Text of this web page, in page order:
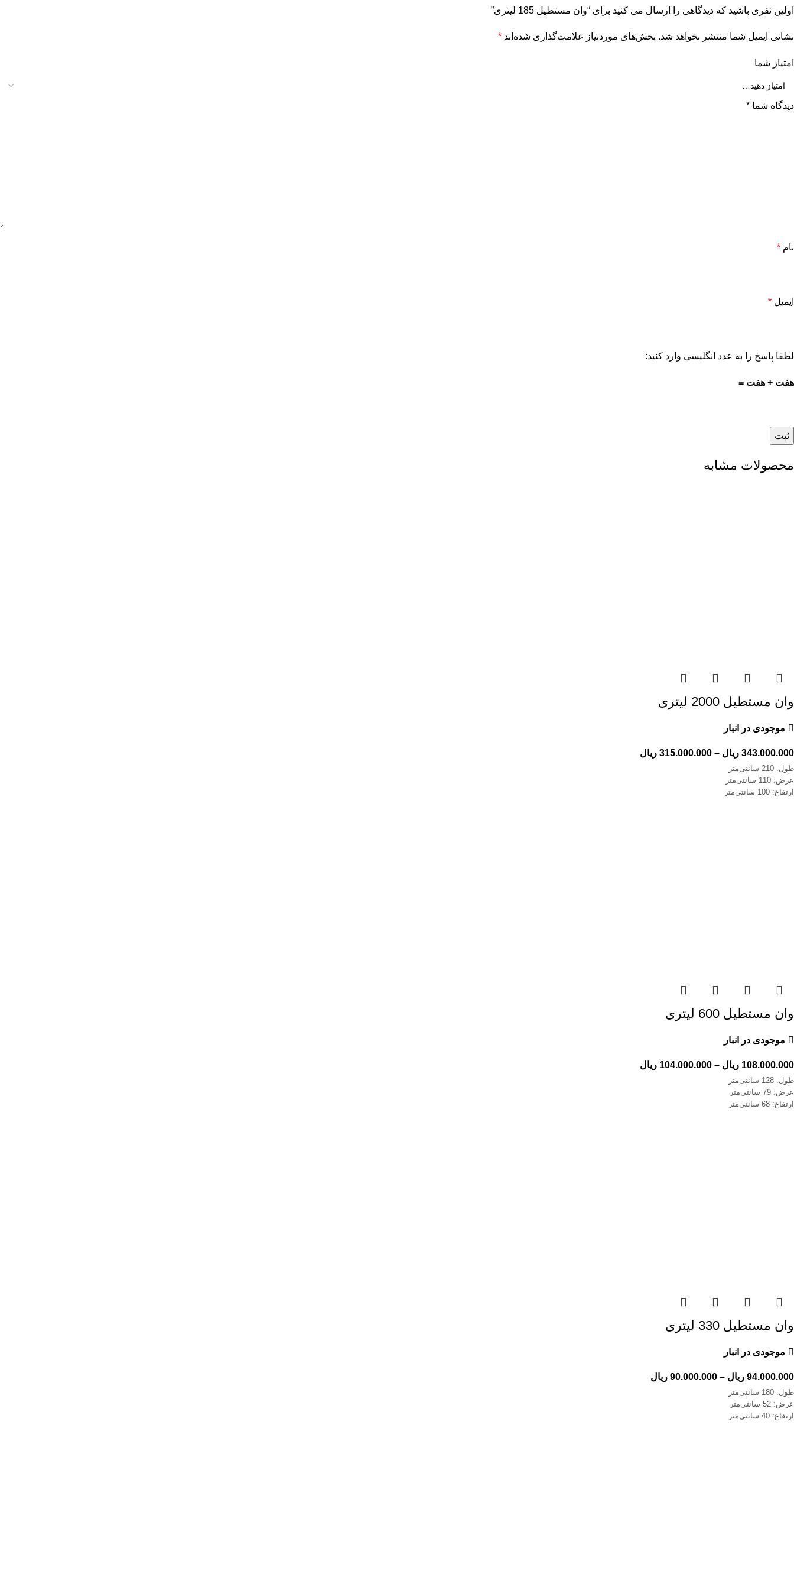
اولین نفری باشید که دیدگاهی را ارسال می کنید برای “وان مستطیل 185 لیتری”
نشانی ایمیل شما منتشر نخواهد شد. بخش‌های موردنیاز علامت‌گذاری شده‌اند *
امتیاز شما
دیدگاه شما *
نام *
ایمیل *
لطفا پاسخ را به عدد انگلیسی وارد کنید:
هفت + هفت =
محصولات مشابه
وان مستطیل 2000 لیتری
موجودی در انبار
343.000.000 ریال –
315.000.000 ریال
طول: 210 سانتی‌متر
عرض: 110 سانتی‌متر
ارتفاع: 100 سانتی‌متر
وان مستطیل 600 لیتری
موجودی در انبار
108.000.000 ریال –
104.000.000 ریال
طول: 128 سانتی‌متر
عرض: 79 سانتی‌متر
ارتفاع: 68 سانتی‌متر
وان مستطیل 330 لیتری
موجودی در انبار
94.000.000 ریال –
90.000.000 ریال
طول: 180 سانتی‌متر
عرض: 52 سانتی‌متر
ارتفاع: 40 سانتی‌متر